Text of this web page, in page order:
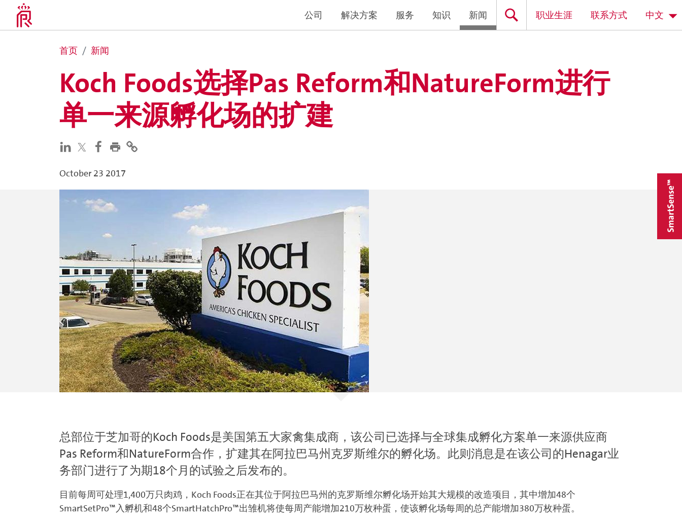
公司 解决方案 服务 知识 新闻 职业生涯 联系方式 中文
首页 新闻
Koch Foods选择Pas Reform和NatureForm进行
单一来源孵化场的扩建
October 23 2017
总部位于芝加哥的Koch Foods是美国第五大家禽集成商，该公司已选择与全球集成孵化方案单一来源供应商
Pas Reform和NatureForm合作，扩建其在阿拉巴马州克罗斯维尔的孵化场。此则消息是在该公司的Henagar业
务部门进行了为期18个月的试验之后发布的。
目前每周可处理1,400万只肉鸡，Koch Foods正在其位于阿拉巴马州的克罗斯维尔孵化场开始其大规模的改造项目，其中增加48个
SmartSetPro™入孵机和48个SmartHatchPro™出雏机将使每周产能增加210万枚种蛋，使该孵化场每周的总产能增加380万枚种蛋。